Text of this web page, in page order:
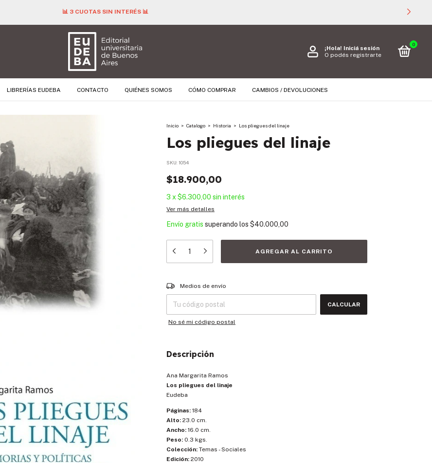
📊 3 CUOTAS SIN INTERÉS 📊
¡Hola! Iniciá sesión
O podés registrarte
0
LIBRERÍAS EUDEBA CONTACTO QUIÉNES SOMOS CÓMO COMPRAR CAMBIOS / DEVOLUCIONES
Inicio > Catalogo > Historia > Los pliegues del linaje
Los pliegues del linaje
SKU: 1054
$18.900,00
3 x $6.300,00 sin interés
Ver más detalles
Envío gratis superando los $40.000,00
Entregas para el CP:
Medios de envío
CALCULAR
No sé mi código postal
Descripción
Ana Margarita Ramos
Los pliegues del linaje
Eudeba
Páginas: 184
Alto: 23.0 cm.
Ancho: 16.0 cm.
Peso: 0.3 kgs.
Colección: Temas - Sociales
Edición: 2010